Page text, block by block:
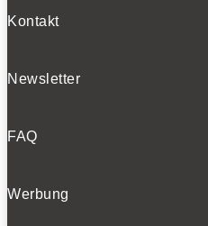
Kontakt
Newsletter
FAQ
Werbung